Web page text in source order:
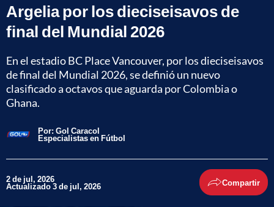
Argelia por los dieciseisavos de
final del Mundial 2026
En el estadio BC Place Vancouver, por los dieciseisavos
de final del Mundial 2026, se definió un nuevo
clasificado a octavos que aguarda por Colombia o
Ghana.
Por: Gol Caracol
Especialistas en Fútbol
2 de jul, 2026
Actualizado 3 de jul, 2026 Compartir